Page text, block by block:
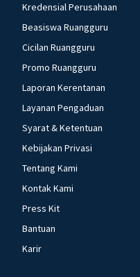
Kredensial Perusahaan
Beasiswa Ruangguru
Cicilan Ruangguru
Promo Ruangguru
Laporan Kerentanan
Layanan Pengaduan
Syarat & Ketentuan
Kebijakan Privasi
Tentang Kami
Kontak Kami
Press Kit
Bantuan
Karir